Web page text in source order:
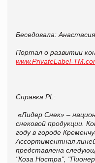
Беседовала:
Портал о развитии
www.PrivateLabel-TM
Справка PL :
«Лидер Снек» –
снековой продукции.
году в городе
Ассортиментная
представлена
"Коза Ностра",